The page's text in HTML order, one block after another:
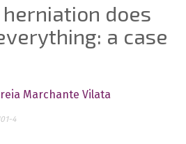
does
a case
Marchante Vilata
4